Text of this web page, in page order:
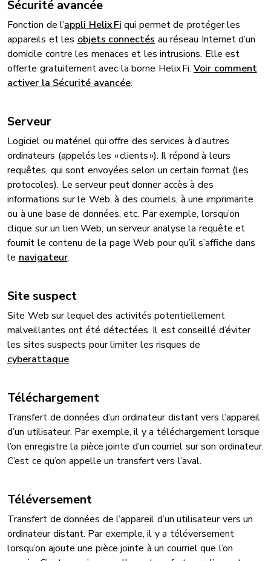
Sécurité avancée
Fonction de l’appli Helix Fi qui permet de protéger les
appareils et les objets connectés au réseau Internet d’un
domicile contre les menaces et les intrusions. Elle est
offerte gratuitement avec la borne Helix Fi. Voir comment
activer la Sécurité avancée.
Serveur
Logiciel ou matériel qui offre des services à d’autres
ordinateurs (appelés les « clients »). Il répond à leurs
requêtes, qui sont envoyées selon un certain format (les
protocoles). Le serveur peut donner accès à des
informations sur le Web, à des courriels, à une imprimante
ou à une base de données, etc. Par exemple, lorsqu’on
clique sur un lien Web, un serveur analyse la requête et
fournit le contenu de la page Web pour qu’il s’affiche dans
le navigateur.
Site suspect
Site Web sur lequel des activités potentiellement
malveillantes ont été détectées. Il est conseillé d’éviter
les sites suspects pour limiter les risques de
cyberattaque.
Téléchargement
Transfert de données d’un ordinateur distant vers l’appareil
d’un utilisateur. Par exemple, il y a téléchargement lorsque
l’on enregistre la pièce jointe d’un courriel sur son ordinateur.
C’est ce qu’on appelle un transfert vers l’aval.
Téléversement
Transfert de données de l’appareil d’un utilisateur vers un
ordinateur distant. Par exemple, il y a téléversement
lorsqu’on ajoute une pièce jointe à un courriel que l’on